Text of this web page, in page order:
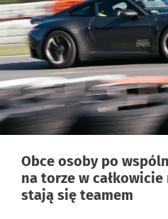
Obce osoby po
na torze w
stają się teamem